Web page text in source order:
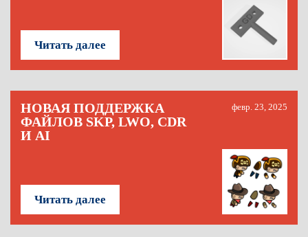
Читать далее
НОВАЯ ПОДДЕРЖКА
ФАЙЛОВ SKP, LWO, CDR
И AI
февр. 23, 2025
Читать далее